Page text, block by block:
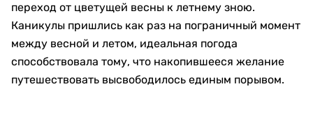
переход от цветущей весны к летнему зною.
Каникулы пришлись как раз на пограничный момент
между весной и летом, идеальная погода
способствовала тому, что накопившееся желание
путешествовать высвободилось единым порывом.